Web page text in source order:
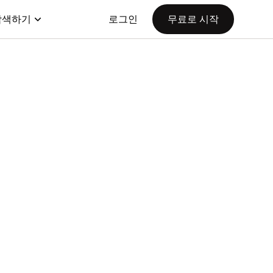
하기 로그인 무료로 시작